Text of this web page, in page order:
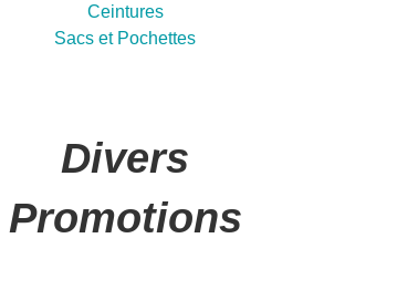
Ceintures
Sacs et Pochettes
Divers
Promotions